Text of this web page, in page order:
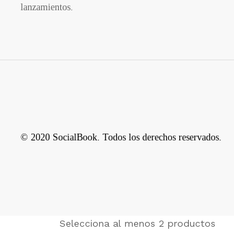
lanzamientos.
© 2020 SocialBook. Todos los derechos reservados.
Selecciona al menos 2 productos